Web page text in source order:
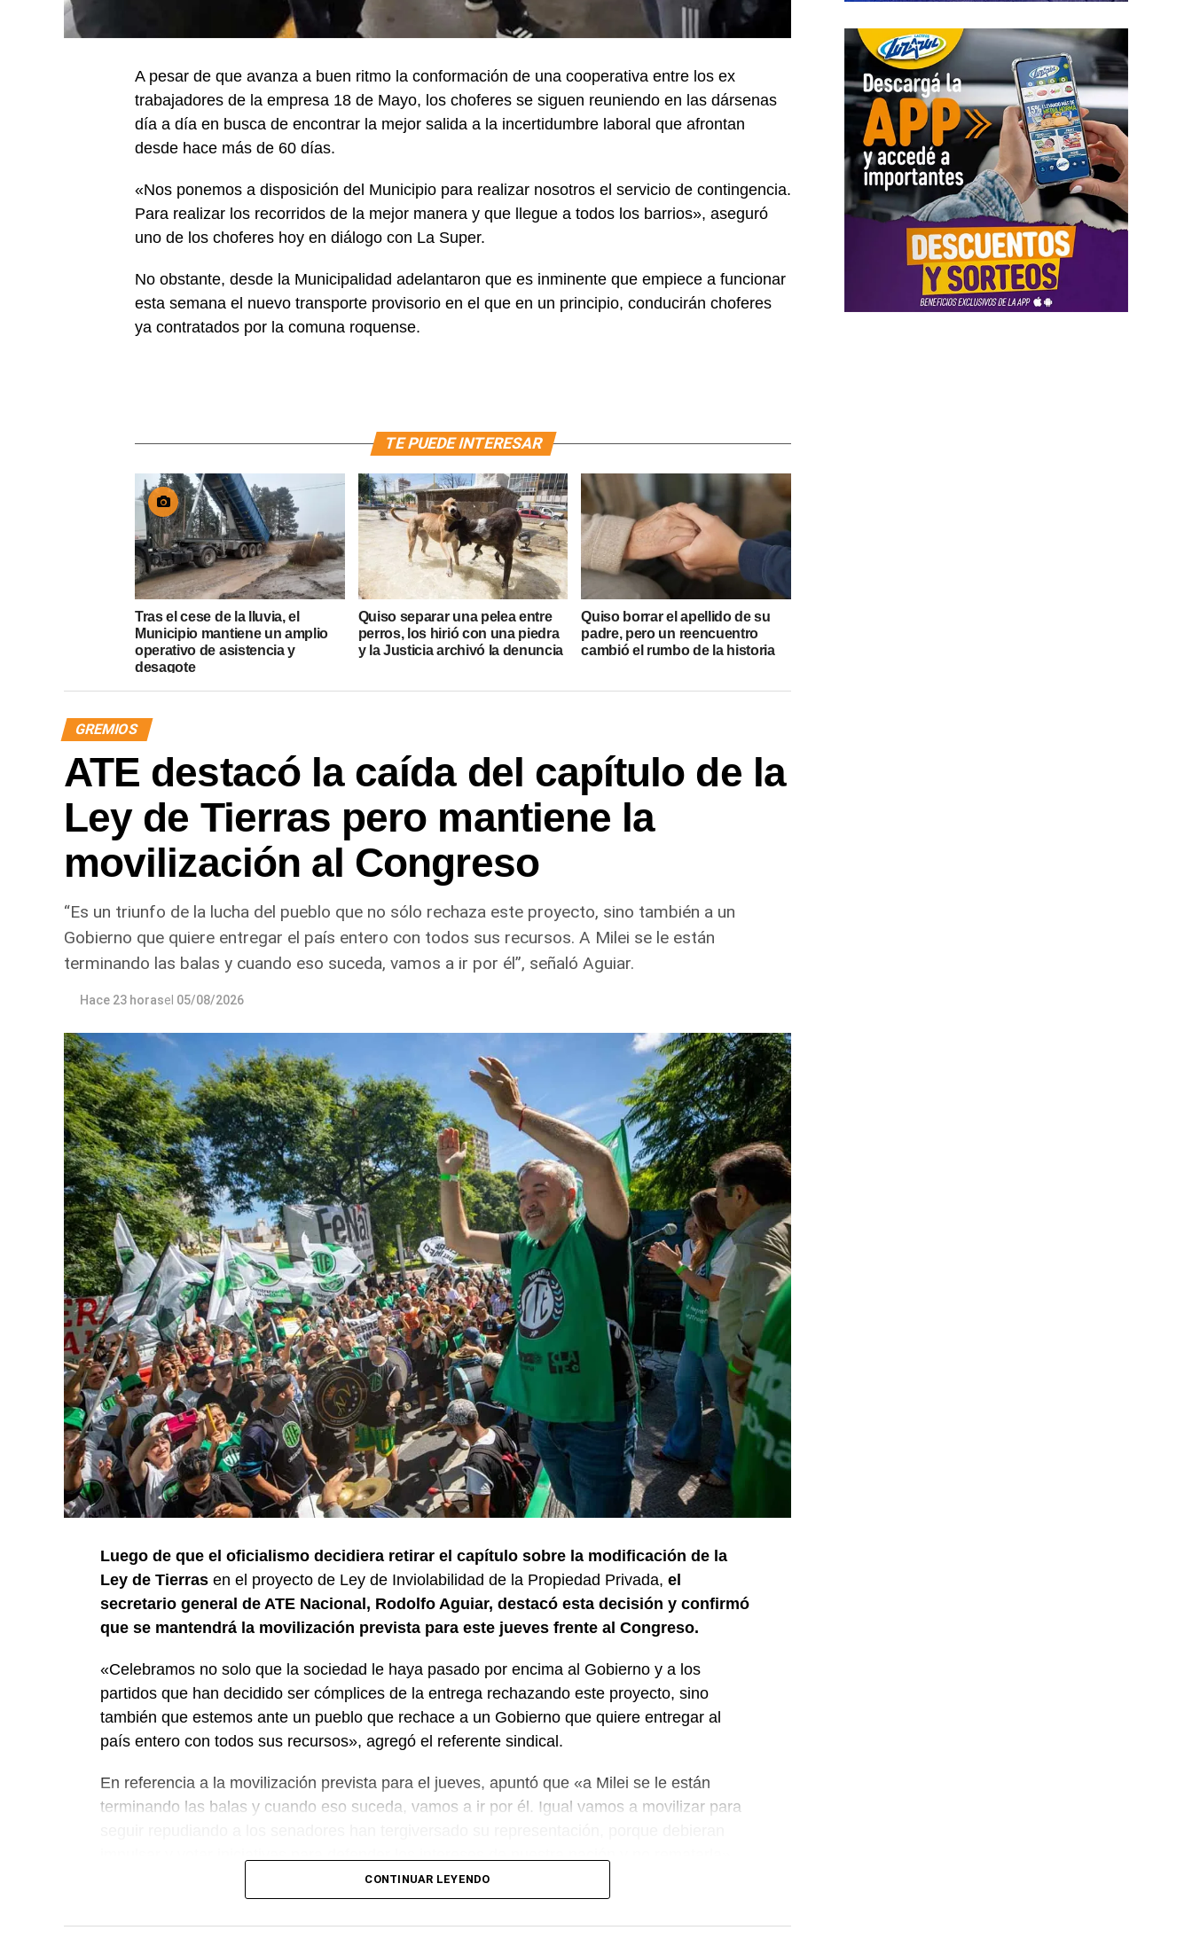
A pesar de que avanza a buen ritmo la conformación de una cooperativa entre los ex
trabajadores de la empresa 18 de Mayo, los choferes se siguen reuniendo en las dársenas
día a día en busca de encontrar la mejor salida a la incertidumbre laboral que afrontan
desde hace más de 60 días.
«Nos ponemos a disposición del Municipio para realizar nosotros el servicio de contingencia.
Para realizar los recorridos de la mejor manera y que llegue a todos los barrios», aseguró
uno de los choferes hoy en diálogo con La Super.
No obstante, desde la Municipalidad adelantaron que es inminente que empiece a funcionar
esta semana el nuevo transporte provisorio en el que en un principio, conducirán choferes
ya contratados por la comuna roquense.
TE PUEDE INTERESAR
Tras el cese de la lluvia, el
Municipio mantiene un amplio
operativo de asistencia y
desagote
Quiso separar una pelea entre
perros, los hirió con una piedra
y la Justicia archivó la denuncia
Quiso borrar el apellido de su
padre, pero un reencuentro
cambió el rumbo de la historia
GREMIOS
ATE destacó la caída del capítulo de la
Ley de Tierras pero mantiene la
movilización al Congreso
“Es un triunfo de la lucha del pueblo que no sólo rechaza este proyecto, sino también a un
Gobierno que quiere entregar el país entero con todos sus recursos. A Milei se le están
terminando las balas y cuando eso suceda, vamos a ir por él”, señaló Aguiar.
Hace 23 horasel 05/08/2026
Luego de que el oficialismo decidiera retirar el capítulo sobre la modificación de la
Ley de Tierras en el proyecto de Ley de Inviolabilidad de la Propiedad Privada, el
secretario general de ATE Nacional, Rodolfo Aguiar, destacó esta decisión y confirmó
que se mantendrá la movilización prevista para este jueves frente al Congreso.
«Celebramos no solo que la sociedad le haya pasado por encima al Gobierno y a los
partidos que han decidido ser cómplices de la entrega rechazando este proyecto, sino
también que estemos ante un pueblo que rechace a un Gobierno que quiere entregar al
país entero con todos sus recursos», agregó el referente sindical.
En referencia a la movilización prevista para el jueves, apuntó que «a Milei se le están
terminando las balas y cuando eso suceda, vamos a ir por él. Igual vamos a movilizar para
«Este es un avance significativo de la lucha. Quedó demostrado que solo estando en la
CONTINUAR LEYENDO